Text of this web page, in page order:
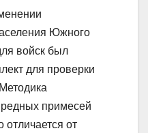
Южного
войск был
для проверки
примесей
отличается от